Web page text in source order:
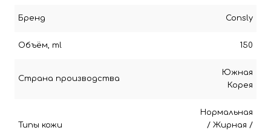
Бренд Consly
Объём, ml 150
Страна производства
Южная
Корея
Типы кожи
Нормальная
/ Жирная /